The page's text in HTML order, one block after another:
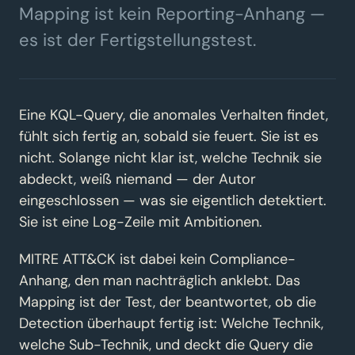
Mapping ist kein Reporting-Anhang —
es ist der Fertigstellungstest.
Eine KQL-Query, die anomales Verhalten findet,
fühlt sich fertig an, sobald sie feuert. Sie ist es
nicht. Solange nicht klar ist, welche Technik sie
abdeckt, weiß niemand — der Autor
eingeschlossen — was sie eigentlich detektiert.
Sie ist eine Log-Zeile mit Ambitionen.
MITRE ATT&CK ist dabei kein Compliance-
Anhang, den man nachträglich anklebt. Das
Mapping ist der Test, der beantwortet, ob die
Detection überhaupt fertig ist: Welche Technik,
welche Sub-Technik, und deckt die Query die